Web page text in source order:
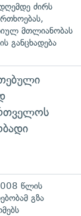
ძირს
მთლიანობას
განცხადება
წლის
გზა